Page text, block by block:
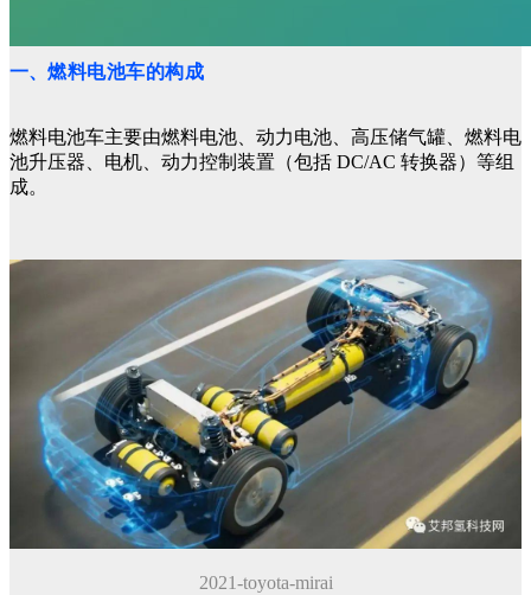
一、 燃料电池车的构成
燃料电池车主要由燃料电池、动力电池、高压储气罐、燃料电
池升压器、电机、动力控制装置（包括 DC/AC 转换器）等组
成。
2021-toyota-mirai